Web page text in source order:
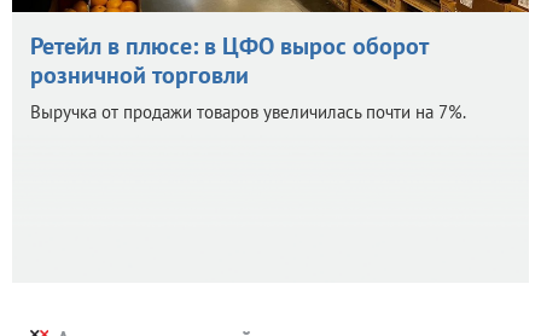
Ретейл в плюсе: в ЦФО вырос оборот
розничной торговли
Выручка от продажи товаров увеличилась почти на 7%.